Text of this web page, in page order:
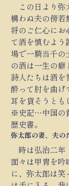
この日より弥
構わぬ夫の傍
将のご仁心にお
て酒を慎むよ
場で一騎当千
の酒は一生の
詩人たちは酒を
酔って肘を曲げ
耳を貸そうとも
※史記…中国の
歴史書。
弥太郎の妻、夫の
時は弘治二年
面々は甲冑を
に、弥太郎は